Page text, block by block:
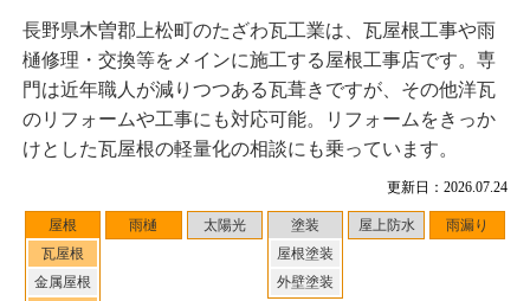
更新日：2026.07.24
屋根
瓦屋根
金属屋根
雨樋 太陽光
塗装
屋根塗装
外壁塗装
屋上防水 雨漏り
長野県木曽郡上松町のたざわ瓦工業は、瓦屋根工事や雨
樋修理・交換等をメインに施工する屋根工事店です。専
門は近年職人が減りつつある瓦葺きですが、その他洋瓦
のリフォームや工事にも対応可能。リフォームをきっか
けとした瓦屋根の軽量化の相談にも乗っています。